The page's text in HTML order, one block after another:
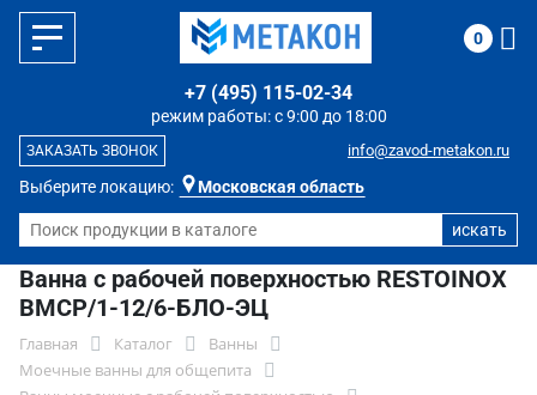
Выберите локацию: Московская область
режим работы: с 9:00 до 18:00
+7 (495) 115-02-34
info@zavod-metakon.ru
ЗАКАЗАТЬ ЗВОНОК
0
Ванна с рабочей поверхностью RESTOINOX
ВМСР/1-12/6-БЛО-ЭЦ
Главная Каталог
Ванны
Моечные ванны для общепита